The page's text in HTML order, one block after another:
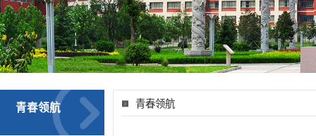
青春领航 青春领航